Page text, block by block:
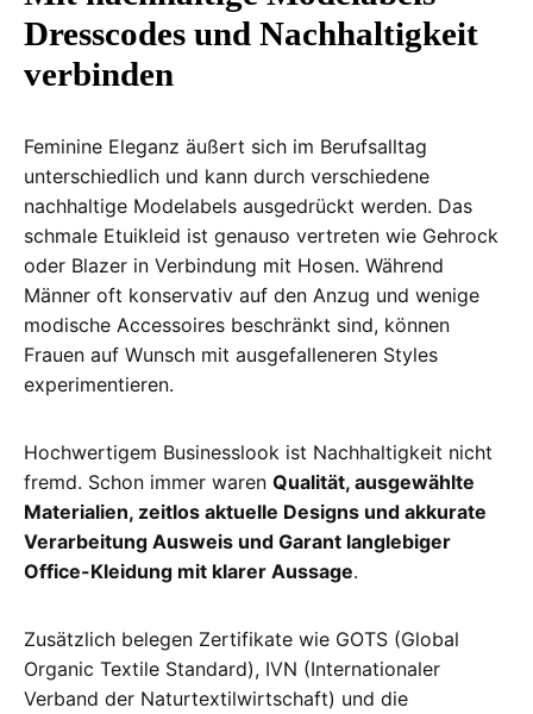
Dresscodes und Nachhaltigkeit
verbinden
Feminine Eleganz äußert sich im Berufsalltag
unterschiedlich und kann durch verschiedene
nachhaltige Modelabels ausgedrückt werden. Das
schmale Etuikleid ist genauso vertreten wie Gehrock
oder Blazer in Verbindung mit Hosen. Während
Männer oft konservativ auf den Anzug und wenige
modische Accessoires beschränkt sind, können
Frauen auf Wunsch mit ausgefalleneren Styles
experimentieren.
Hochwertigem Businesslook ist Nachhaltigkeit nicht
fremd. Schon immer waren Qualität, ausgewählte
Materialien, zeitlos aktuelle Designs und akkurate
Verarbeitung Ausweis und Garant langlebiger
Office-Kleidung mit klarer Aussage.
Zusätzlich belegen Zertifikate wie GOTS (Global
Organic Textile Standard), IVN (Internationaler
Verband der Naturtextilwirtschaft) und die